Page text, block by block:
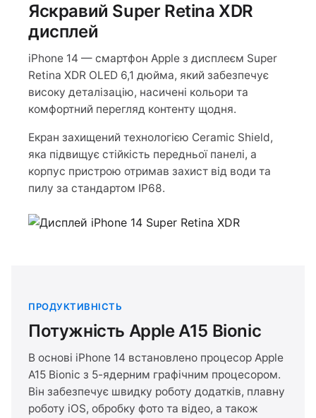
Яскравий Super Retina XDR
дисплей
iPhone 14 — смартфон Apple з дисплеєм Super
Retina XDR OLED 6,1 дюйма, який забезпечує
високу деталізацію, насичені кольори та
комфортний перегляд контенту щодня.
Екран захищений технологією Ceramic Shield,
яка підвищує стійкість передньої панелі, а
корпус пристрою отримав захист від води та
пилу за стандартом IP68.
ПРОДУКТИВНІСТЬ
Потужність Apple A15 Bionic
В основі iPhone 14 встановлено процесор Apple
A15 Bionic з 5-ядерним графічним процесором.
Він забезпечує швидку роботу додатків, плавну
роботу iOS, обробку фото та відео, а також